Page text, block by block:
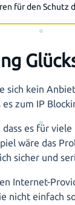
für den Schutz
sich kein
es zum IP
es für
wäre das
sicher und
Internet-
nicht einfach